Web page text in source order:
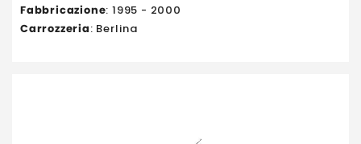
Fabbricazione: 1995 - 2000
Carrozzeria: Berlina